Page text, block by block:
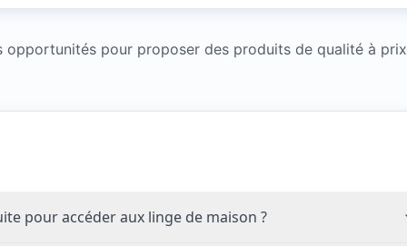
opportunités pour proposer des produits de qualité à prix
pour accéder aux linge de maison ?